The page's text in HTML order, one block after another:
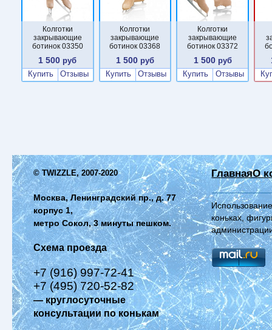
Колготки
закрывающие
ботинок 03350
1 500 руб
Купить
Отзывы
Колготки
закрывающие
ботинок 03368
1 500 руб
Купить
Отзывы
Колготки
закрывающие
ботинок 03372
1 500руб
Купить
Отзывы
© TWIZZLE, 2007-2020
Москва, Ленинградский пр., д. 77
корпус 1,
метро Сокол, 3 минуты пешком.
Схема проезда
+7 (916) 997-72-41
+7 (495) 720-52-82
— круглосуточные
консультации по конькам
ГлавнаяО
коньках,